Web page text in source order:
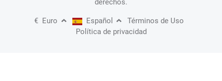
derechos.
€ Euro Español
Términos de Uso
Política de privacidad